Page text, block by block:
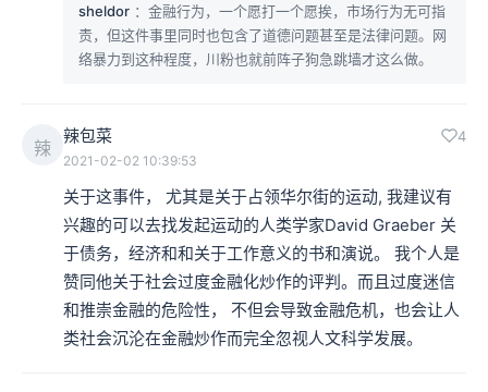
sheldor ：金融行为，一个愿打一个愿挨，市场行为无可指
责，但这件事里同时也包含了道德问题甚至是法律问题。网
络暴力到这种程度，川粉也就前阵子狗急跳墙才这么做。
辣
辣包菜 4
2021-02-02 10:39:53
关于这事件， 尤其是关于占领华尔街的运动, 我建议有
兴趣的可以去找发起运动的人类学家David Graeber 关
于债务，经济和和关于工作意义的书和演说。 我个人是
赞同他关于社会过度金融化炒作的评判。而且过度迷信
和推崇金融的危险性， 不但会导致金融危机，也会让人
类社会沉沦在金融炒作而完全忽视人文科学发展。